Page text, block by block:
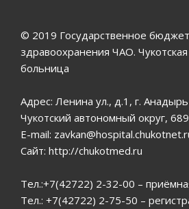
© 2019 Государственное
здравоохранения ЧАО.
больница
Адрес: Ленина ул., д.1, г. Анадырь
Чукотский автономный округ,
E-mail:
Сайт: http://chukotmed.ru
Тел.:+7(42722) 2-32-00 –
Тел.: +7(42722) 2-75-50 –